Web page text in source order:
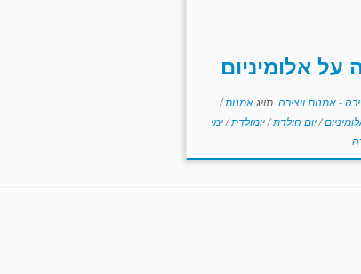
על אלומיניום
- אמנות ויצירה תויגאמנות/
/יום הולדת/יומולדת/ימי